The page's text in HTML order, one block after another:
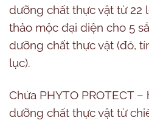
dưỡng chất thực vật từ 22
thảo mộc đại diện cho 5
dưỡng chất thực vật (đỏ,
lục).
Chứa PHYTO PROTECT
dưỡng chất thực vật từ